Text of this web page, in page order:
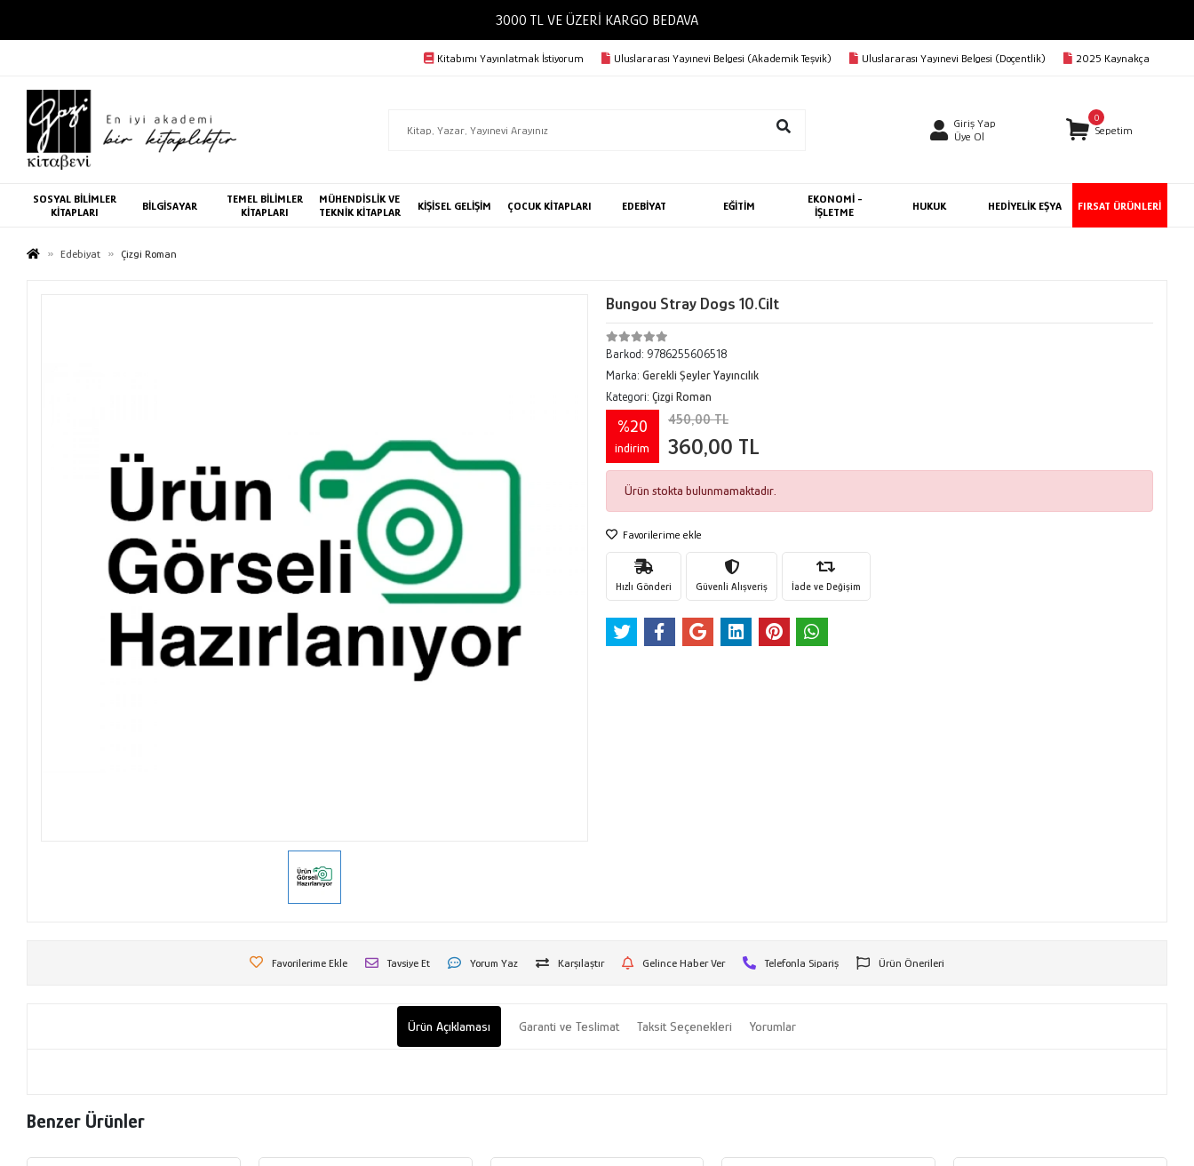
3000 TL VE ÜZERİ KARGO BEDAVA
Kitabımı Yayınlatmak İstiyorum Uluslararası Yayınevi Belgesi (Akademik Teşvik) Uluslararası Yayınevi Belgesi (Doçentlik) 2025 Kaynakça
Giriş Yap
Üye Ol
0
Sepetim
SOSYAL BİLİMLER
KİTAPLARI
BİLGİSAYAR
TEMEL BİLİMLER
KİTAPLARI
MÜHENDİSLİK VE
TEKNİK KİTAPLAR
KİŞİSEL GELİŞİM ÇOCUK KİTAPLARI EDEBİYAT EĞİTİM
EKONOMİ -
İŞLETME
HUKUK HEDİYELİK EŞYA FIRSAT ÜRÜNLERİ
Edebiyat Çizgi Roman
Bungou Stray Dogs 10.Cilt
Barkod: 9786255606518
Marka: Gerekli Şeyler Yayıncılık
Kategori: Çizgi Roman
%20
indirim
450,00 TL
360,00 TL
Ürün stokta bulunmamaktadır.
Favorilerime ekle
Hızlı Gönderi Güvenli Alışveriş İade ve Değişim
Favorilerime Ekle Tavsiye Et Yorum Yaz Karşılaştır Gelince Haber Ver Telefonla Sipariş Ürün Önerileri
Ürün Açıklaması Garanti ve Teslimat Taksit Seçenekleri Yorumlar
Benzer Ürünler